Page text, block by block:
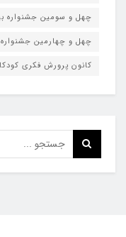
چهل و سومین جشنواره
چهل و چهارمین جشنواره
کانون پرورش فکری